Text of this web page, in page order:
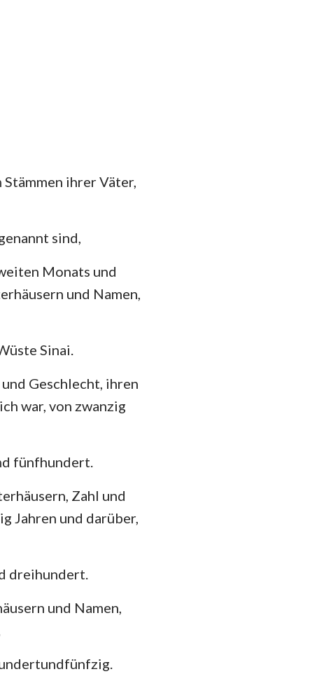
ihrer Väter,
sind,
Monats und
und Namen,
Sinai.
Geschlecht, ihren
war, von zwanzig
fünfhundert.
Zahl und
Jahren und darüber,
dreihundert.
und Namen,